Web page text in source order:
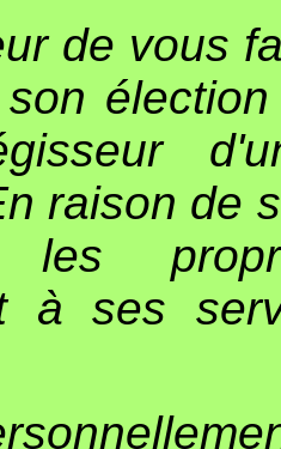
de vous
raison de
les
à ses